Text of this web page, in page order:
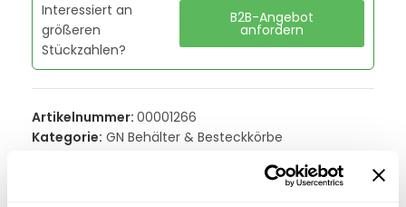
Interessiert an
größeren
Stückzahlen?
B2B-Angebot
anfordern
Artikelnummer: 00001266
Kategorie: GN Behälter & Besteckkörbe